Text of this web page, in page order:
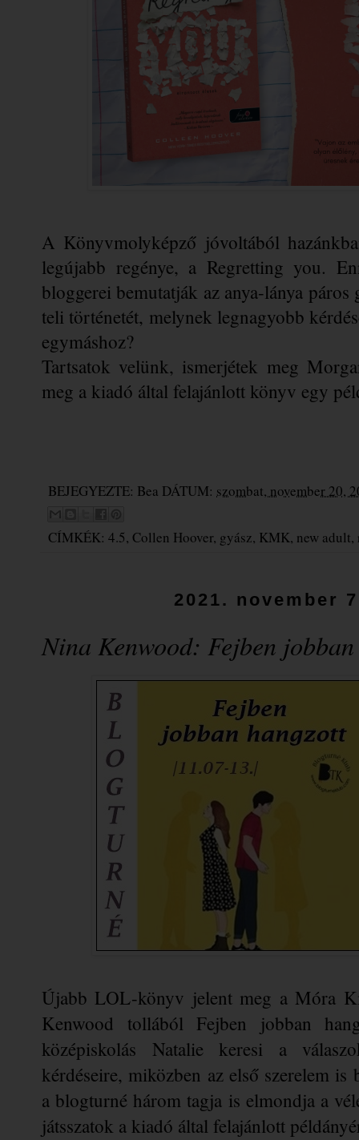
A Könyvmolyképző jóvoltából
legújabb regénye, a Regretting you.
bloggerei bemutatják az anya-lánya
teli történetét, melynek legnagyobb
egymáshoz?
Tartsatok velünk, ismerjétek meg
meg a kiadó által felajánlott könyv egy
BEJEGYEZTE: Bea DÁTUM: szombat, november 20,
CÍMKÉK: 4.5, Collen Hoover, gyász, KMK, new adult,
2021. november
Nina Kenwood: Fejben
Újabb LOL-könyv jelent meg a Móra
Kenwood tollából Fejben ​jobban
középiskolás Natalie keresi a
kérdéseire, miközben az első szerelem
a blogturné három tagja is elmondja a
játsszatok a kiadó által felajánlott